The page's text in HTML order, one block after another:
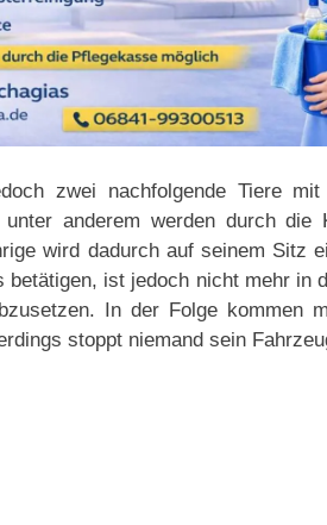
zwei nachfolgende Tiere
unter anderem werden durch
wird dadurch auf seinem Sitz
betätigen, ist jedoch nicht mehr in
In der Folge kommen
stoppt niemand sein